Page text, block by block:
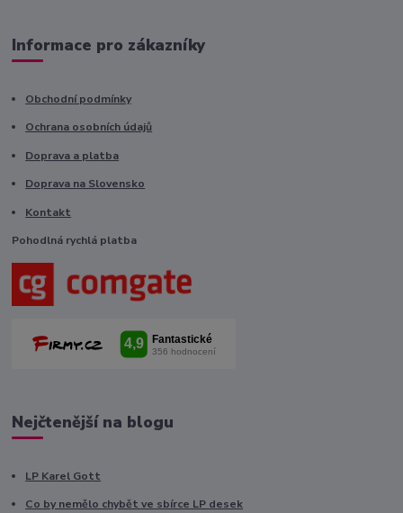
Informace pro zákazníky
Obchodní podmínky
Ochrana osobních údajů
Doprava a platba
Doprava na Slovensko
Kontakt
Pohodlná rychlá platba
Nejčtenější na blogu
LP Karel Gott
Co by nemělo chybět ve sbírce LP desek